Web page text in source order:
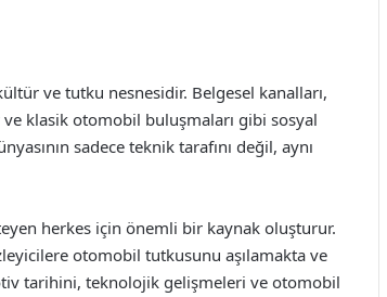
ve tutku nesnesidir. Belgesel kanalları,
klasik otomobil buluşmaları gibi sosyal
sadece teknik tarafını değil, aynı
herkes için önemli bir kaynak oluşturur.
otomobil tutkusunu aşılamakta ve
tarihini, teknolojik gelişmeleri ve otomobil